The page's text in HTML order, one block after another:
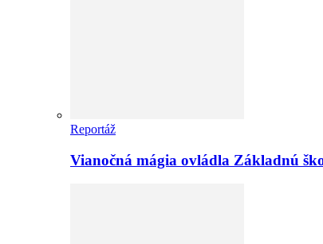
Reportáž
Vianočná mágia ovládla Základnú